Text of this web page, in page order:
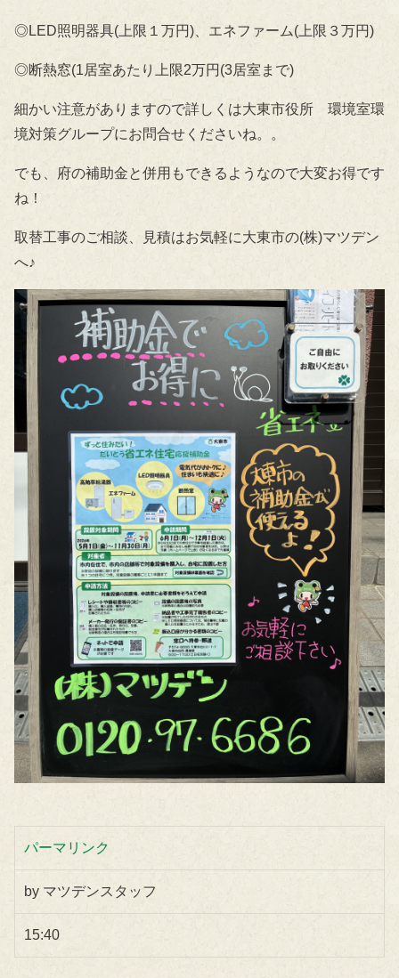
◎LED照明器具(上限１万円)、エネファーム(上限３万円)
◎断熱窓(1居室あたり上限2万円(3居室まで)
細かい注意がありますので詳しくは大東市役所 環境室環
境対策グループにお問合せくださいね。。
でも、府の補助金と併用もできるようなので大変お得です
ね！
取替工事のご相談、見積はお気軽に大東市の(株)マツデン
へ♪
パーマリンク
by マツデンスタッフ
15:40